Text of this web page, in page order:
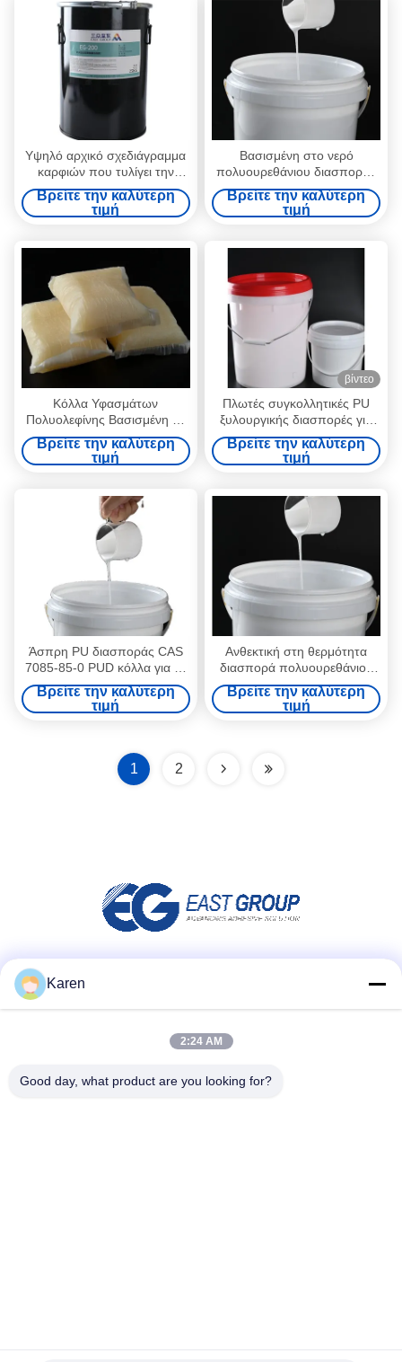
Υψηλό αρχικό σχεδιάγραμμα
καρφιών που τυλίγει την
καυτή κόλλα λειωμένων
μετάλλων για Mdf την
ελασματοποίηση PVC
Βρείτε την καλύτερη
τιμή
Βασισμένη στο νερό
πολυουρεθάνιου διασποράς
ξυλουργικής καυτή συμπίεση
μεμβρανών καπλαμάδων
PVC λειωμένων μετάλλων
Βρείτε την καλύτερη
τιμή
Κόλλα Υφασμάτων
Πολυολεφίνης Βασισμένη σε
Θερμόκολλα για Στρώματα
και Αποσκευές
Βρείτε την καλύτερη
τιμή
βίντεο
Πλωτές συγκολλητικές PU
ξυλουργικής διασπορές για
τον κενό Τύπο μεμβρανών
Βρείτε την καλύτερη
τιμή
Άσπρη PU διασποράς CAS
7085-85-0 PUD κόλλα για τη
συμπίεση μεμβρανών
Βρείτε την καλύτερη
τιμή
Ανθεκτική στη θερμότητα
διασπορά πολυουρεθάνιου
PUD για την κενή πιέζοντας
μηχανή μεμβρανών
Βρείτε την καλύτερη
τιμή
1 2
Karen
2:24 AM
Good day, what product are you looking for?